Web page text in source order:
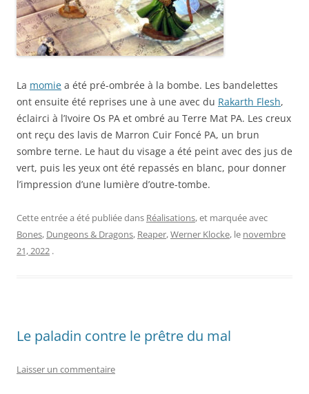
La momie a été pré-ombrée à la bombe. Les bandelettes
ont ensuite été reprises une à une avec du Rakarth Flesh,
éclairci à l’Ivoire Os PA et ombré au Terre Mat PA. Les creux
ont reçu des lavis de Marron Cuir Foncé PA, un brun
sombre terne. Le haut du visage a été peint avec des jus de
vert, puis les yeux ont été repassés en blanc, pour donner
l’impression d’une lumière d’outre-tombe.
Cette entrée a été publiée dans Réalisations, et marquée avec
Bones, Dungeons & Dragons, Reaper,Werner Klocke, le novembre
21, 2022 .
Le paladin contre le prêtre du mal
Laisser un commentaire